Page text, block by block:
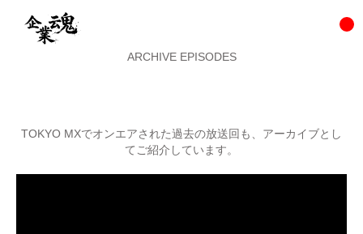
ARCHIVE EPISODES
TOKYO MXでオンエアされた過去の放送回も、アーカイブとし
てご紹介しています。